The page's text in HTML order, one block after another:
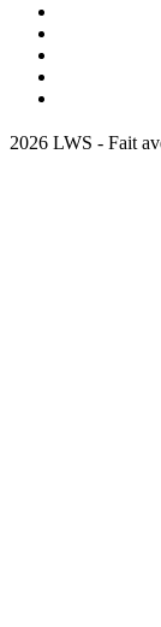
2026 LWS - Fait